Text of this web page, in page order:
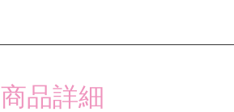
商品詳細